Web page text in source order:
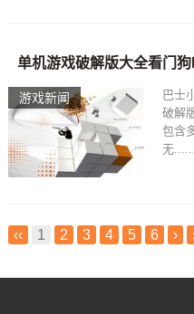
游戏新闻
巴士
破解
包含
无......
‹‹ 1 2 3 4 5 6 ›